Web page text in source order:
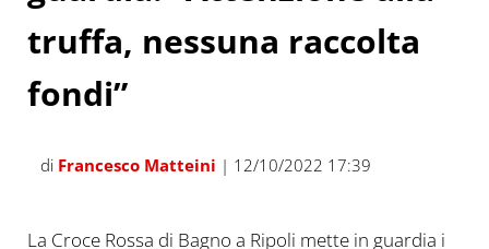
truffa, nessuna raccolta
fondi”
di Francesco Matteini | 12/10/2022 17:39
La Croce Rossa di Bagno a Ripoli mette in guardia i